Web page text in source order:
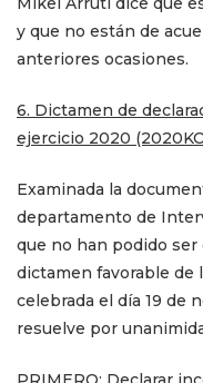
y que no están de
anteriores ocasiones.
6. Dictamen de
ejercicio 2020
Examinada la
departamento de
que no han podido ser
dictamen favorable de
celebrada el día 19 de
resuelve por